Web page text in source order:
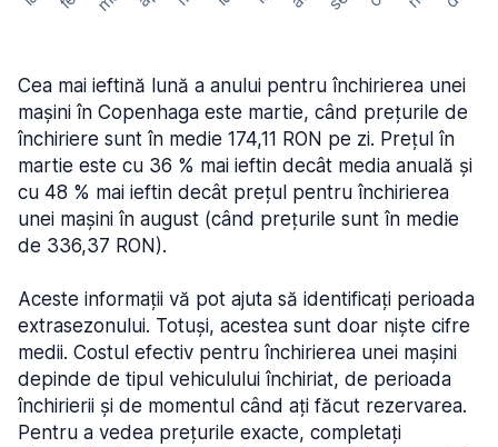
Cea mai ieftină lună a anului pentru închirierea unei
mașini în Copenhaga este martie, când prețurile de
închiriere sunt în medie 174,11 RON pe zi. Prețul în
martie este cu 36 % mai ieftin decât media anuală și
cu 48 % mai ieftin decât prețul pentru închirierea
unei mașini în august (când prețurile sunt în medie
de 336,37 RON).
Aceste informații vă pot ajuta să identificați perioada
extrasezonului. Totuși, acestea sunt doar niște cifre
medii. Costul efectiv pentru închirierea unei mașini
depinde de tipul vehiculului închiriat, de perioada
închirierii și de momentul când ați făcut rezervarea.
Pentru a vedea prețurile exacte, completați